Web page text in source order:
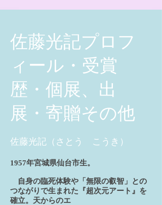
​佐藤光記プロフ
ィール・受賞
歴・個展、出
展・寄贈その他
佐藤光記（さとう こうき）
1957年宮城県仙台市生。
自身の臨死体験や「無限の叡智」との
つながりで生まれた『超次元アート』を
確立。天からのエ